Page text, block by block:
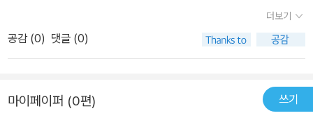
라봐야할지를 알려줍니다.책을 읽어나가다 보니, '점치는 이순신'을
만나게 됩니다.이순신 장군이 점을 치셨다니...처음 알게된 사실이기
도 하고 참 흥미롭기도 합니다. 자신의 신념으로만 꼳꼳하게 살아나
역을 공부하시고 스스로 점을 치셨다고 하네요. 큰일은 물론이거니
와 가족이나 지인들의 안부가 궁금할때도 점을 쳐서 그 안위를 예측
엇을 했는가. 무과에 급제해서 전방에서 근무했지만 항상 옳은 성품
으로 상관들이 싫어해서 좌천되거나 옥고를 치렀다. 그랬던 장군이
다. 그러나 명량해전에서 13척의 배를 가지고 330척의 왜적을 무찌
른 이야기는 수없이 들어도 질리지 않는다. 이 책에서는 역사적 사실
난중일기가 출간이 되었길래, 읽어보게 되었답니다. 4학년 둘째를 위
해 함께 읽었어요. '마음속 기록'이라는 부제가 참 와닿는 문구입니다.
조선왕조가 세워진지 딱 200년이 지난 1592년 임진왜란이 일어났
나 피폐했을지.. 짐작도 할수 없는 일이지요. 우리나라의 국보이기도
더보기
공감 (0) 댓글 (0)
마이페이퍼 (0편) 쓰기